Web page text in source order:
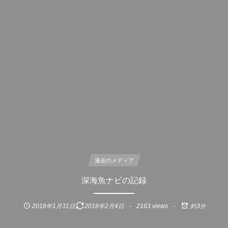
過去のメディア
深海魚ナビの記録
2018年1月31日 2018年2月4日 2163 views 約3分